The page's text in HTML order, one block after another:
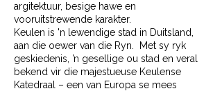
argitektuur, besige hawe en
vooruitstrewende karakter.
Keulen is 'n lewendige stad in Duitsland,
aan die oewer van die Ryn. Met sy ryk
geskiedenis, ’n gesellige ou stad en veral
bekend vir die majestueuse Keulense
Katedraal – een van Europa se mees